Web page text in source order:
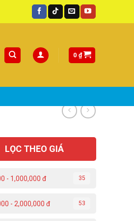
0 ₫
LỌC THEO GIÁ
- 1,000,000 đ 35
- 2,000,000 đ 53